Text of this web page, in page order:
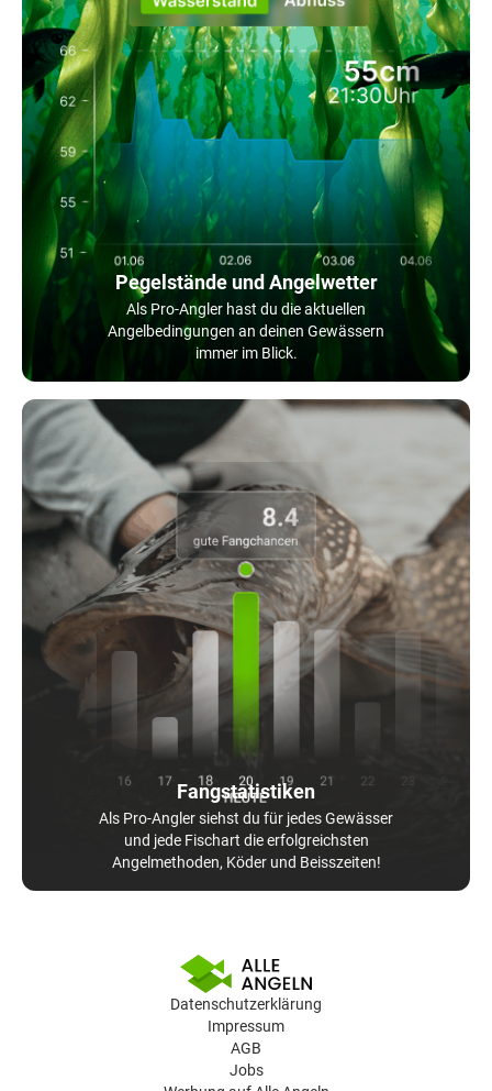
Pegelstände und Angelwetter
Als Pro-Angler hast du die aktuellen
Angelbedingungen an deinen Gewässern
immer im Blick.
Fangstatistiken
Als Pro-Angler siehst du für jedes Gewässer
und jede Fischart die erfolgreichsten
Angelmethoden, Köder und Beisszeiten!
Datenschutzerklärung
Impressum
AGB
Jobs